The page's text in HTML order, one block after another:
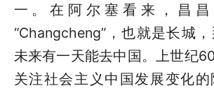
一。在阿尔塞看来，昌
“Changcheng”，也就是长城
未来有一天能去中国。上世纪
关注社会主义中国发展变化